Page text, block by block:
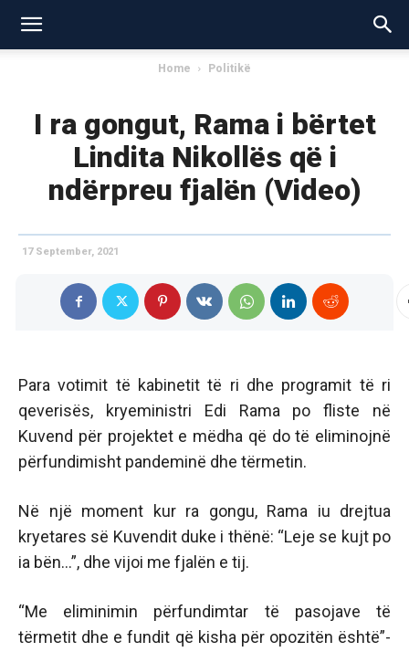
Home Politikë
I ra gongut, Rama i bërtet
Lindita Nikollës që i
ndërpreu fjalën (Video)
17 September, 2021
Para votimit të kabinetit të ri dhe programit të ri
qeverisës, kryeministri Edi Rama po fliste në
Kuvend për projektet e mëdha që do të eliminojnë
përfundimisht pandeminë dhe tërmetin.
Në një moment kur ra gongu, Rama iu drejtua
kryetares së Kuvendit duke i thënë: “Leje se kujt po
ia bën…”, dhe vijoi me fjalën e tij.
“Me eliminimin përfundimtar të pasojave të
tërmetit dhe e fundit që kisha për opozitën është”-